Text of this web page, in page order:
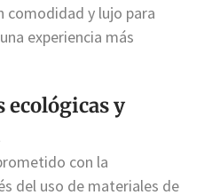
comodidad y lujo para
experiencia más
ecológicas y
con la
del uso de materiales de